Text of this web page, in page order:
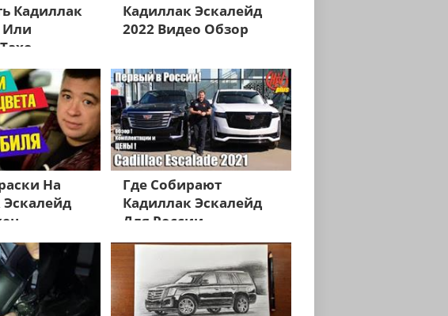
Кадиллак
Или
Кадиллак Эскалейд
2022 Видео Обзор
На
Где Собирают
Кадиллак Эскалейд
Для России